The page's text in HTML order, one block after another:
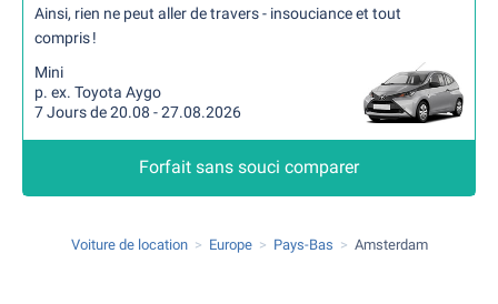
Ainsi, rien ne peut aller de travers - insouciance et tout
compris !
Mini
p. ex. Toyota Aygo
7 Jours de 20.08 - 27.08.2026
Forfait sans souci comparer
Voiture de location Europe Pays-Bas Amsterdam